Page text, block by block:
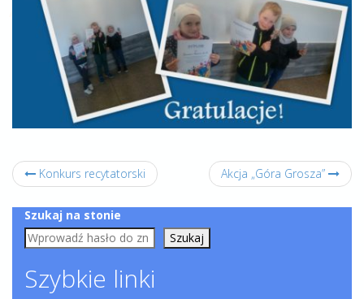
Konkurs recytatorski Akcja „Góra Grosza”
Szukaj na stonie
Szukaj
Szybkie linki